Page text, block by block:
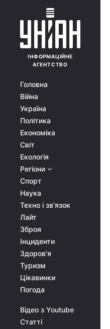
ІНФОРМАЦІЙНЕ
АГЕНТСТВО
Головна
Війна
Україна
Політика
Економіка
Світ
Екологія
Регіони
Спорт
Наука
Техно і зв'язок
Лайт
Зброя
Інциденти
Здоров'я
Туризм
Цікавинки
Погода
Відео з Youtube
Статті